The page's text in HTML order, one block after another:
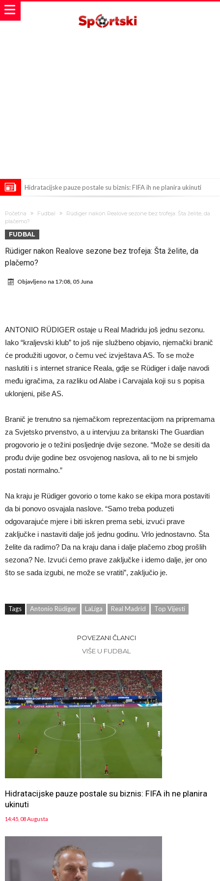
Hidratacijske pauze postale su biznis: FIFA ih ne planira ukinuti
Atletika?!
Ovo se Novaku nikad nije dešavalo: Sinner i Alcaraz odustaju, a
Zverev se odmah “raspao”
Infantino imao ljubavnicu: Isplivale skandalozne informacije, dobila je
novac od UEFA
Mourinho uvodi strogu disciplinu u Real Madrid. Ovo su tri nova
Početna Fudbal
Rüdiger nakon Realove sezone bez trofeja: Šta želite, da
plačemo?
FUDBAL
Rüdiger nakon Realove sezone bez trofeja: Šta želite, da
plačemo?
Objavljeno na 17:08, 05 Juna
ANTONIO RÜDIGER ostaje u Real Madridu još jednu sezonu.
Iako “kraljevski klub” to još nije službeno objavio, njemački branič
će produžiti ugovor, o čemu već izvještava AS. To se može
naslutiti i s internet stranice Reala, gdje se Rüdiger i dalje navodi
među igračima, za razliku od Alabe i Carvajala koji su s popisa
uklonjeni, piše AS.
Branič je trenutno sa njemačkom reprezentacijom na pripremama
za Svjetsko prvenstvo, a u intervjuu za britanski The Guardian
progovorio je o težini posljednje dvije sezone. “Može se desiti da
prođu dvije godine bez osvojenog naslova, ali to ne bi smjelo
postati normalno.”
Na kraju je Rüdiger govorio o tome kako se ekipa mora postaviti
da bi ponovo osvajala naslove. “Samo treba poduzeti
odgovarajuće mjere i biti iskren prema sebi, izvući prave
zaključke i nastaviti dalje još jednu godinu. Vrlo jednostavno. Šta
želite da radimo? Da na kraju dana i dalje plačemo zbog prošlih
sezona? Ne. Izvući ćemo prave zaključke i idemo dalje, jer ono
što se sada izgubi, ne može se vratiti”, zaključio je.
Tags Antonio Rüdiger LaLiga Real Madrid Top Vijesti
POVEZANI ČLANCI
VIŠE U FUDBAL
Hidratacijske pauze postale su biznis: FIFA ih ne planira
ukinuti
14:45, 08 Augusta